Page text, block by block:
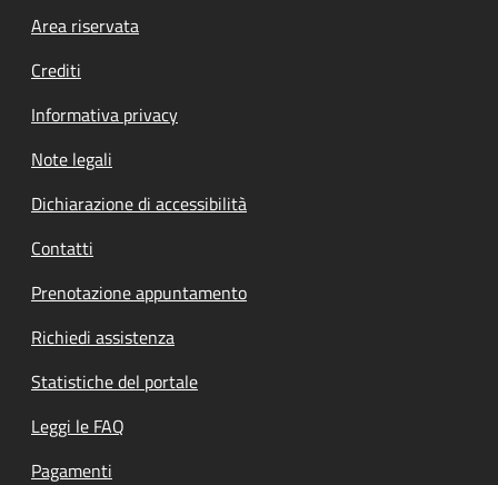
Footer menu
Area riservata
Crediti
Informativa privacy
Note legali
Dichiarazione di accessibilità
Contatti
Prenotazione appuntamento
Richiedi assistenza
Statistiche del portale
Leggi le FAQ
Pagamenti